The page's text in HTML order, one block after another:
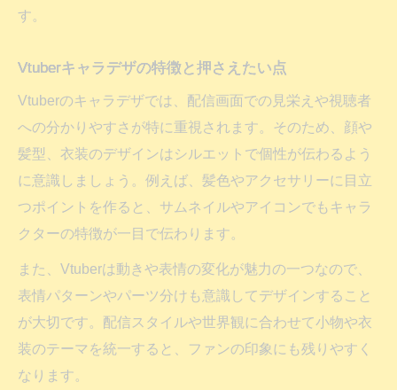
す。
Vtuberキャラデザの特徴と押さえたい点
Vtuberのキャラデザでは、配信画面での見栄えや視聴者
への分かりやすさが特に重視されます。そのため、顔や
髪型、衣装のデザインはシルエットで個性が伝わるよう
に意識しましょう。例えば、髪色やアクセサリーに目立
つポイントを作ると、サムネイルやアイコンでもキャラ
クターの特徴が一目で伝わります。
また、Vtuberは動きや表情の変化が魅力の一つなので、
表情パターンやパーツ分けも意識してデザインすること
が大切です。配信スタイルや世界観に合わせて小物や衣
装のテーマを統一すると、ファンの印象にも残りやすく
なります。